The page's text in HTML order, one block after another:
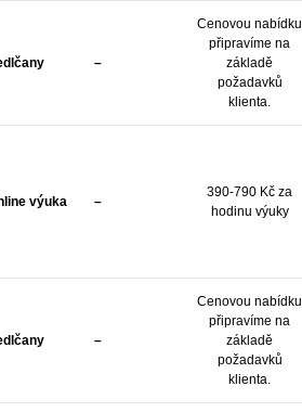
–
Cenovou nabídku
připravíme na
základě
požadavků
klienta.
výuka –
390-790 Kč za
hodinu výuky
–
Cenovou nabídku
připravíme na
základě
požadavků
klienta.